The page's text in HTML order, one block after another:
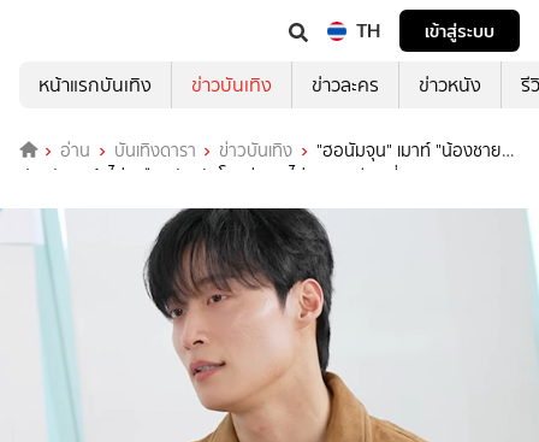
TH
เข้าสู่ระบบ
หน้าแรกบันเทิง
ข่าวบันเทิง ข่าวละคร ข่าวหนัง รี
อ่าน บันเทิงดารา ข่าวบันเทิง
"ฮอนัมจุน" เมาท์ "น้องชาย
ฝาแฝด" หน้าไม่เหมือนกัน ตัวโตกว่า และไม่เคยถูกเรียกพี่